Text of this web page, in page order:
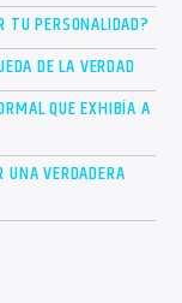
TU PERSONALIDAD?
DE LA VERDAD
QUE EXHIBÍA A
VERDADERA